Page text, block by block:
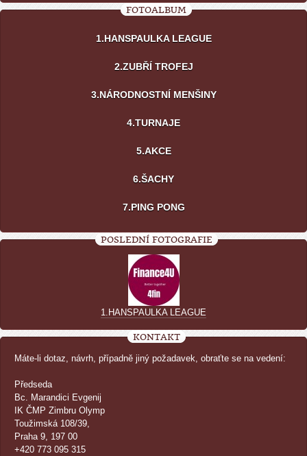
FOTOALBUM
1.HANSPAULKA LEAGUE
2.ZUBŘÍ TROFEJ
3.NÁRODNOSTNÍ MENŠINY
4.TURNAJE
5.AKCE
6.ŠACHY
7.PING PONG
POSLEDNÍ FOTOGRAFIE
1.HANSPAULKA LEAGUE
KONTAKT
Máte-li dotaz, návrh, případně jiný požadavek, obraťte se na vedení:
Předseda
Bc. Marandici Evgenij
IK ČMP Zimbru Olymp
Toužimská 108/39,
Praha 9, 197 00
+420 773 095 315